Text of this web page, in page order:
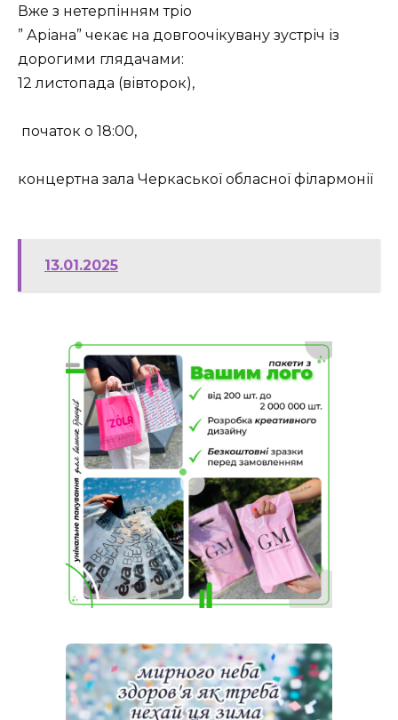
Вже з нетерпінням тріо
” Аріана” чекає на довгоочікувану зустріч із
дорогими глядачами:
12 листопада (вівторок),
початок о 18:00,
концертна зала Черкаської обласної філармонії
13.01.2025